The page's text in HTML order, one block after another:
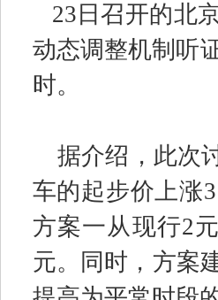
23 日召开的北
动态调整机制听
时。
据介绍，此次
车的起步价上涨3
方案一从现行2
元。同时，方案